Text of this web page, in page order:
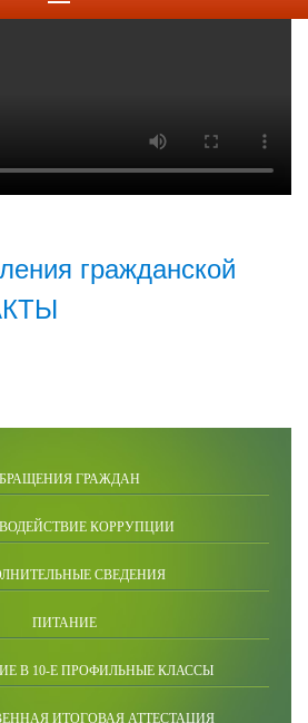
гражданской
ГРАЖДАН
КОРРУПЦИИ
СВЕДЕНИЯ
ПИТАНИЕ
В 10-Е ПРОФИЛЬНЫЕ КЛАССЫ
ИТОГОВАЯ АТТЕСТАЦИЯ